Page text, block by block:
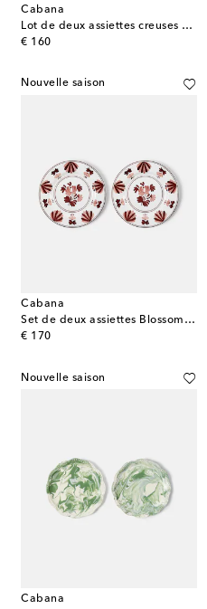
Cabana
Lot de deux assiettes creuses Blossom en céramique
€ 160
original price
Nouvelle saison
Cabana
Set de deux assiettes Blossom en céramique
€ 170
original price
Nouvelle saison
Cabana